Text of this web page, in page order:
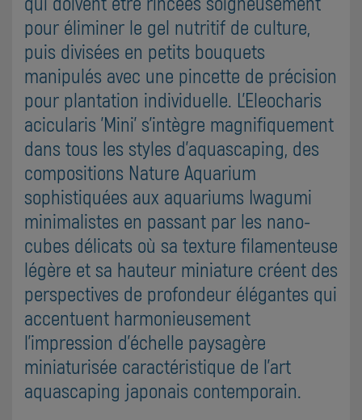
pour éliminer le gel nutritif de culture,
puis divisées en petits bouquets
manipulés avec une pincette de précision
pour plantation individuelle. L'Eleocharis
acicularis 'Mini' s'intègre magnifiquement
dans tous les styles d'aquascaping, des
compositions Nature Aquarium
sophistiquées aux aquariums Iwagumi
minimalistes en passant par les nano-
cubes délicats où sa texture filamenteuse
légère et sa hauteur miniature créent des
perspectives de profondeur élégantes qui
accentuent harmonieusement
l'impression d'échelle paysagère
miniaturisée caractéristique de l'art
aquascaping japonais contemporain.